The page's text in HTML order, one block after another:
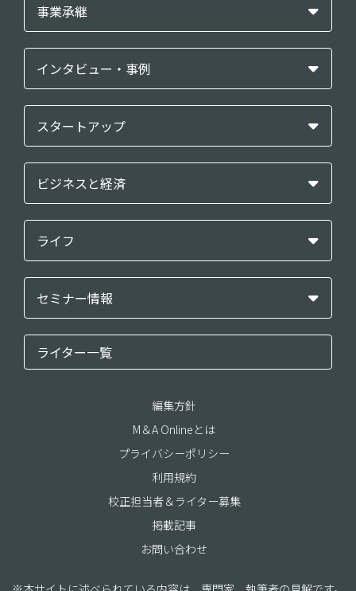
事業承継
インタビュー・事例
スタートアップ
ビジネスと経済
ライフ
セミナー情報
ライター一覧
編集方針
M＆A Onlineとは
プライバシーポリシー
利用規約
校正担当者＆ライター募集
掲載記事
お問い合わせ